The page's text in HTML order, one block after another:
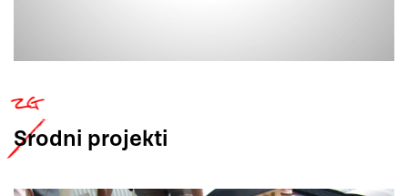
Srodni projekti